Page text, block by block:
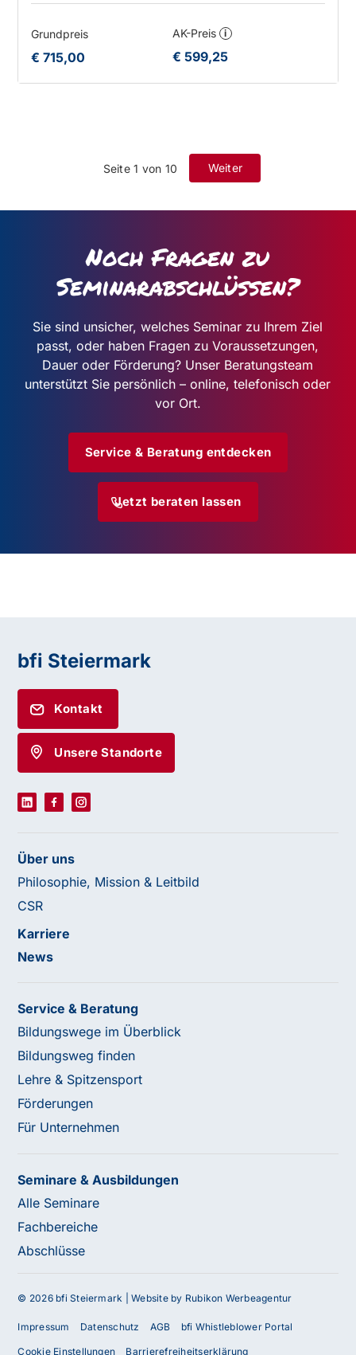
Grundpreis
€ 715,00
AK-Preis i
€ 599,25
Seite 1 von 10 Weiter
Noch Fragen zu
Seminarabschlüssen?
Sie sind unsicher, welches Seminar zu Ihrem Ziel
passt, oder haben Fragen zu Voraussetzungen,
Dauer oder Förderung? Unser Beratungsteam
unterstützt Sie persönlich – online, telefonisch oder
vor Ort.
Service & Beratung entdecken
Jetzt beraten lassen
bfi Steiermark
Kontakt
Unsere Standorte
Über uns
Philosophie, Mission & Leitbild
CSR
Karriere
News
Service & Beratung
Bildungswege im Überblick
Bildungsweg finden
Lehre & Spitzensport
Förderungen
Für Unternehmen
Seminare & Ausbildungen
Alle Seminare
Fachbereiche
Abschlüsse
© 2026 bfi Steiermark |Website by Rubikon Werbeagentur
Impressum Datenschutz AGB bfi Whistleblower Portal
Cookie Einstellungen Barrierefreiheitserklärung